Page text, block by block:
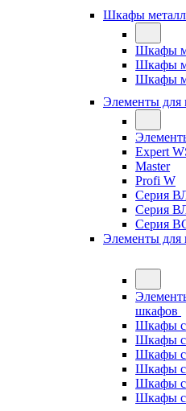
Шкафы
Шкафы
Шкафы
Шкафы
Элементы для
Expert
Master
Profi W
Серия
Серия
Серия
Элементы для
шкафов
Шкафы
Шкафы
Шкафы
Шкафы
Шкафы
Шкафы